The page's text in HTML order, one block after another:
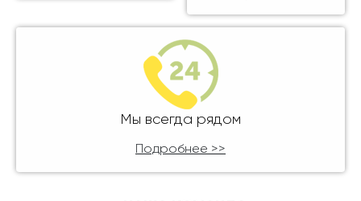
Мы всегда рядом
Подробнее >>